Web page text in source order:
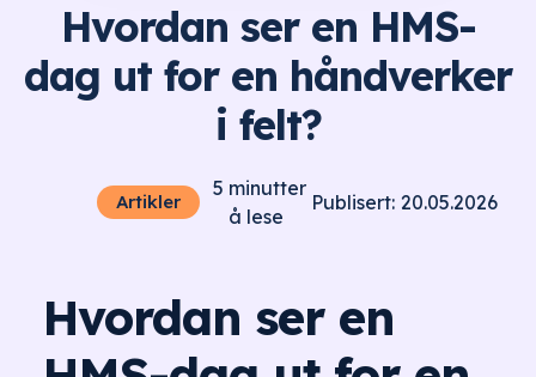
Hvordan ser en HMS-
dag ut for en håndverker
i felt?
Artikler
5 minutter
å lese
Publisert: 20.05.2026
Hvordan ser en